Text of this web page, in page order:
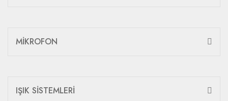
MİKROFON
IŞIK SİSTEMLERİ